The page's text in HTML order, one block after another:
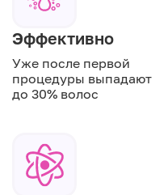
Эффективно
Уже после первой
процедуры выпадают
до 30% волос